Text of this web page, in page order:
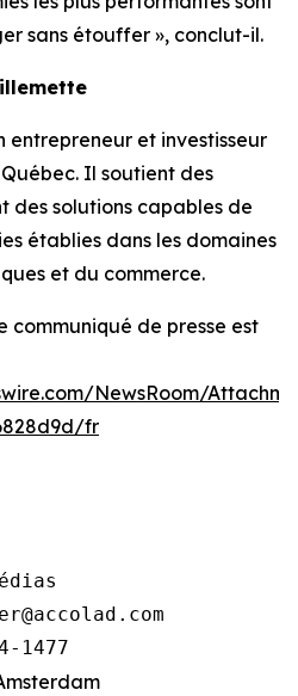
sans étouffer », conclut-il.
entrepreneur et investisseur
Il soutient des
solutions capables de
établies dans les domaines
et du commerce.
communiqué de presse est
NewsRoom/
fr
1477